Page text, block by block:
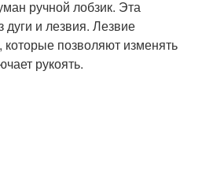
ручной лобзик. Эта
дуги и лезвия. Лезвие
позволяют изменять
рукоять.